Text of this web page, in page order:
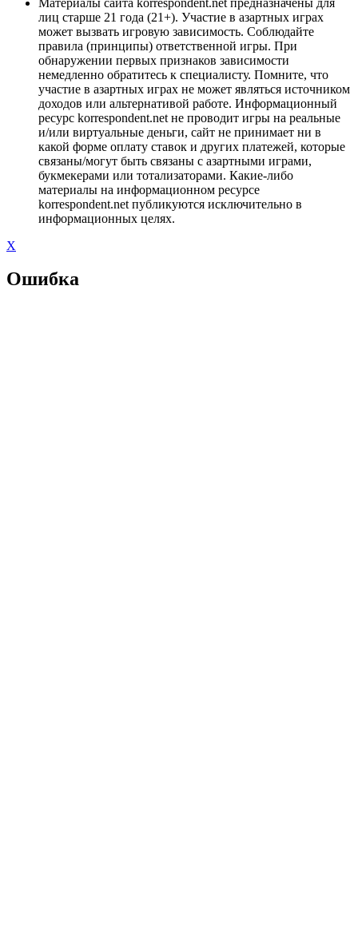
лиц старше 21 года (21+). Участие в азартных играх
может вызвать игровую зависимость. Соблюдайте
правила (принципы) ответственной игры. При
обнаружении первых признаков зависимости
немедленно обратитесь к специалисту. Помните, что
участие в азартных играх не может являться источником
доходов или альтернативой работе. Информационный
ресурс korrespondent.net не проводит игры на реальные
и/или виртуальные деньги, сайт не принимает ни в
какой форме оплату ставок и других платежей, которые
связаны/могут быть связаны с азартными играми,
букмекерами или тотализаторами. Какие-либо
материалы на информационном ресурсе
korrespondent.net публикуются исключительно в
информационных целях.
X
Ошибка